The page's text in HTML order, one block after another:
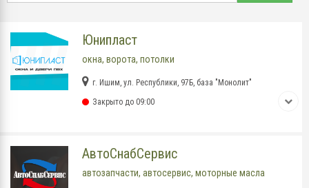
Юнипласт
окна, ворота, потолки
г. Ишим, ул. Республики, 97Б, база "Монолит"
Закрыто до 09:00
АвтоСнабСервис
автозапчасти, автосервис, моторные масла